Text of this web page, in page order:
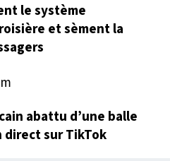
le système
et sèment la
abattu d’une balle
sur TikTok